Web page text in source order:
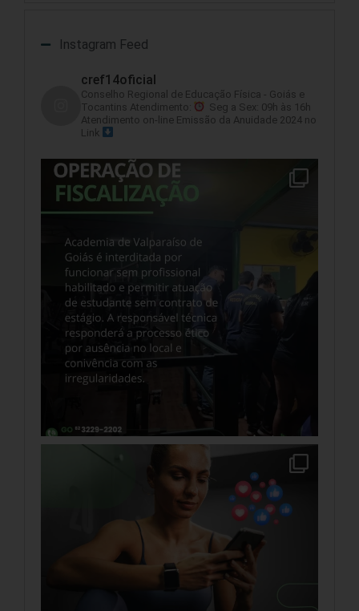
Instagram Feed
cref14oficial
Conselho Regional de Educação Física - Goiás e
Tocantins Atendimento:
Seg a Sex: 09h às 16h
Atendimento on-line Emissão da Anuidade 2024 no
Link